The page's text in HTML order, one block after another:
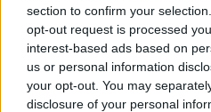
section to confirm your
opt-out request is processed
interest-based ads based on
us or personal information
your opt-out. You may
disclosure of your personal
Η Κέιτ Μος υιοθέτησε τo
συνδύασε δύο τσάντες
πριν 19 λεπτά
Το λάθος που μπορεί να σου
πριν 21 λεπτά